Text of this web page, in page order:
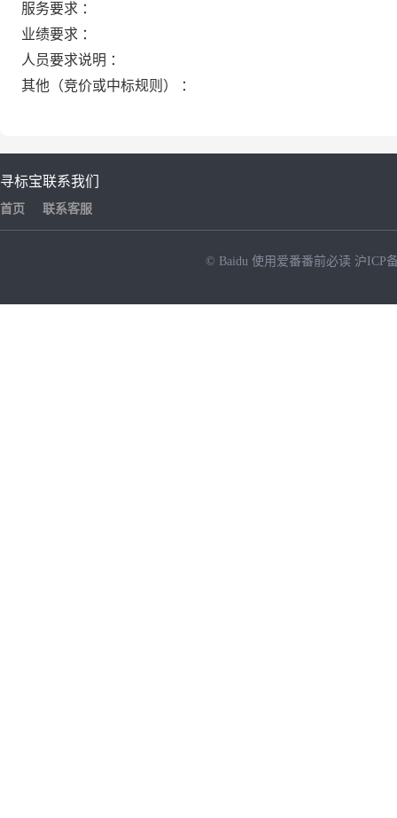
服务要求 ：
业绩要求 ：
人员要求说明 ：
其他（竞价或中标规则） ：
寻标宝
首页
联系我们
联系客服
© Baidu 使用爱番番前必读 沪ICP